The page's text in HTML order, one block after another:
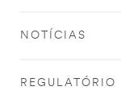
NOTÍCIAS
REGULATÓRIO